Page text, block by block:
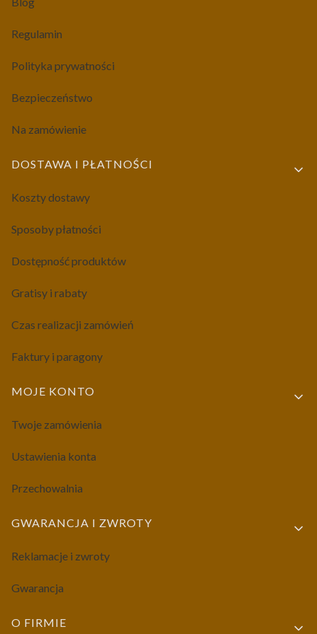
Regulamin
Polityka prywatności
Bezpieczeństwo
Na zamówienie
DOSTAWA I PŁATNOŚCI
Koszty dostawy
Sposoby płatności
Dostępność produktów
Gratisy i rabaty
Czas realizacji zamówień
Faktury i paragony
MOJE KONTO
Twoje zamówienia
Ustawienia konta
Przechowalnia
GWARANCJA I ZWROTY
Reklamacje i zwroty
Gwarancja
O FIRMIE